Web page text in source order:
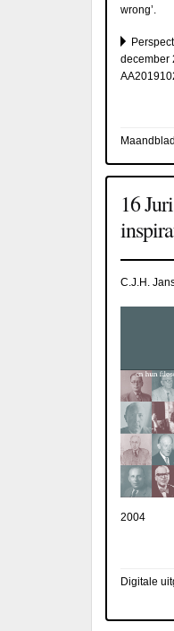
wrong’.
december
16
C.J.H.
2004
Digitale